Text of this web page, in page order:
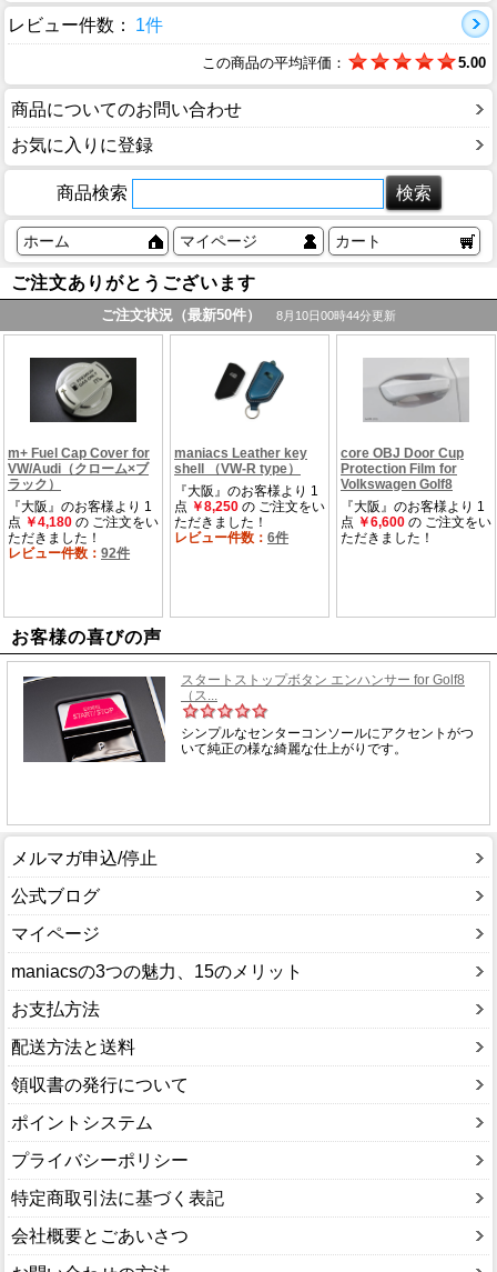
レビュー件数：
1件
この商品の平均評価： 5.00
商品についてのお問い合わせ
お気に入りに登録
商品検索
ホーム マイページ カート
ご注文ありがとうございます
お客様の喜びの声
メルマガ申込/停止
公式ブログ
マイページ
maniacsの3つの魅力、15のメリット
お支払方法
配送方法と送料
領収書の発行について
ポイントシステム
プライバシーポリシー
特定商取引法に基づく表記
会社概要とごあいさつ